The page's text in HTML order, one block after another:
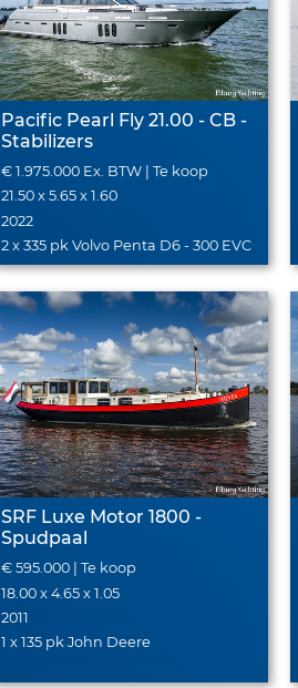
Pacific Pearl Fly 21.00 - CB -
Stabilizers
€ 1.975.000 Ex. BTW | Te koop
21.50 x 5.65 x 1.60
2022
2 x 335 pk Volvo Penta D6 - 300 EVC
SRF Luxe Motor 1800 -
Spudpaal
€ 595.000 | Te koop
18.00 x 4.65 x 1.05
2011
1 x 135 pk John Deere